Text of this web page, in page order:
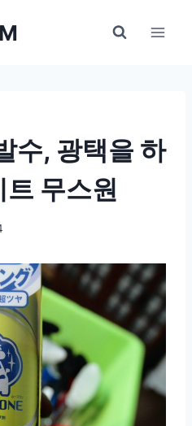
수, 광택을 하
트 무스원